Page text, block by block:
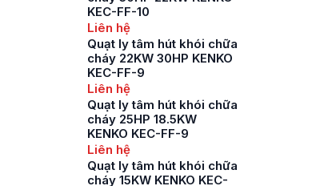
KEC-FF-10
Liên hệ
Quạt ly tâm hút khói chữa
cháy 22KW 30HP KENKO
KEC-FF-9
Liên hệ
Quạt ly tâm hút khói chữa
cháy 25HP 18.5KW
KENKO KEC-FF-9
Liên hệ
Quạt ly tâm hút khói chữa
cháy 15KW KENKO KEC-